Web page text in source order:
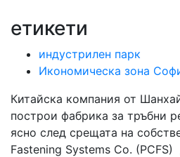
етикети
индустрилен парк
Икономическа зона
Китайска компания от
построи фабрика за тръбни
ясно след срещата на
Fastening Systems Co.